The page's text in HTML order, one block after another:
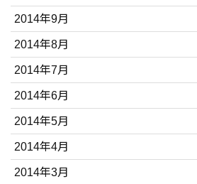
2014年9月
2014年8月
2014年7月
2014年6月
2014年5月
2014年4月
2014年3月